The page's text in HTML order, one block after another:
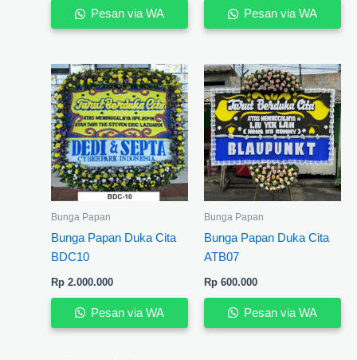
Pesan via WA Pesan via WA
Bunga Papan
Bunga Papan Duka Cita
BDC10
Rp2.000.000
Pesan via WA
Bunga Papan
Bunga Papan Duka Cita
ATB07
Rp600.000
Pesan via WA